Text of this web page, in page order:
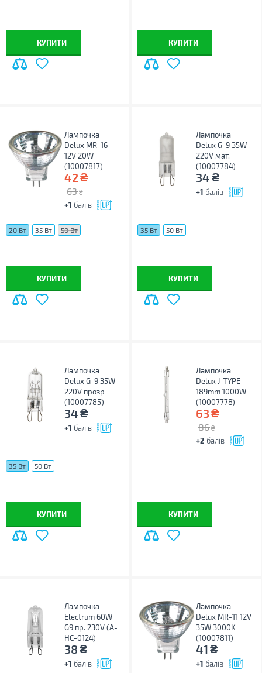
КУПИТИ КУПИТИ
Лампочка
Delux MR-16
12V 20W
(10007817)
42₴
63 ₴
+1 балів
20 Вт 35 Вт 50 Вт
КУПИТИ
Лампочка
Delux G-9 35W
220V мат.
(10007784)
34₴
+1 балів
35 Вт 50 Вт
КУПИТИ
Лампочка
Delux G-9 35W
220V прозр
(10007785)
34₴
+1 балів
35 Вт 50 Вт
КУПИТИ
Лампочка
Delux J-TYPE
189mm 1000W
(10007778)
63₴
86 ₴
+2 балів
КУПИТИ
Лампочка
Electrum 60W
G9 пр. 230V (A-
HC-0124)
38₴
+1 балів
Лампочка
Delux MR-11 12V
35W 3000K
(10007811)
41₴
+1 балів